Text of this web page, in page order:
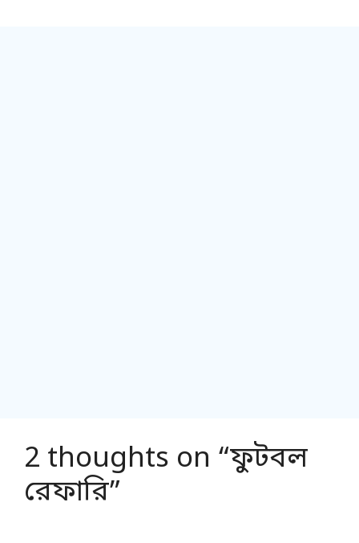
2 thoughts on “ফুটবল
রেফারি”